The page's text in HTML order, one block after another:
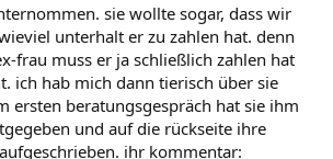
sie wollte sogar, dass wir
unterhalt er zu zahlen hat. denn
frau muss er ja schließlich zahlen hat
ich hab mich dann tierisch über sie
ersten beratungsgespräch hat sie ihm
und auf die rückseite ihre
ihr kommentar: